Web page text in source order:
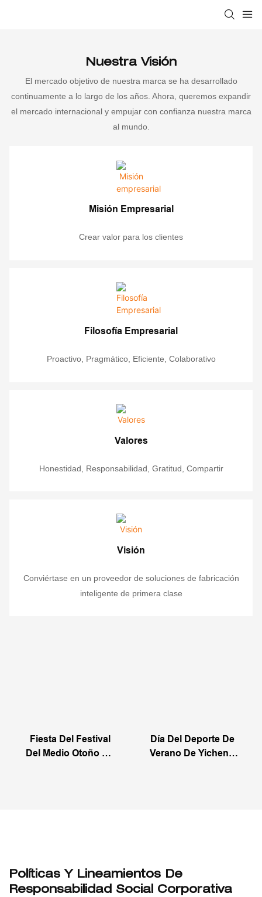
Nuestra Visión
El mercado objetivo de nuestra marca se ha desarrollado
continuamente a lo largo de los años. Ahora, queremos expandir
el mercado internacional y empujar con confianza nuestra marca
al mundo.
Misión Empresarial
Crear valor para los clientes
Filosofía Empresarial
Proactivo, Pragmático, Eficiente, Colaborativo
Valores
Honestidad, Responsabilidad, Gratitud, Compartir
Visión
Conviértase en un proveedor de soluciones de fabricación
inteligente de primera clase
Fiesta Del Festival
Del Medio Otoño De
Día Del Deporte De
Verano De Yicheng
Políticas Y Lineamientos De
Responsabilidad Social Corporativa